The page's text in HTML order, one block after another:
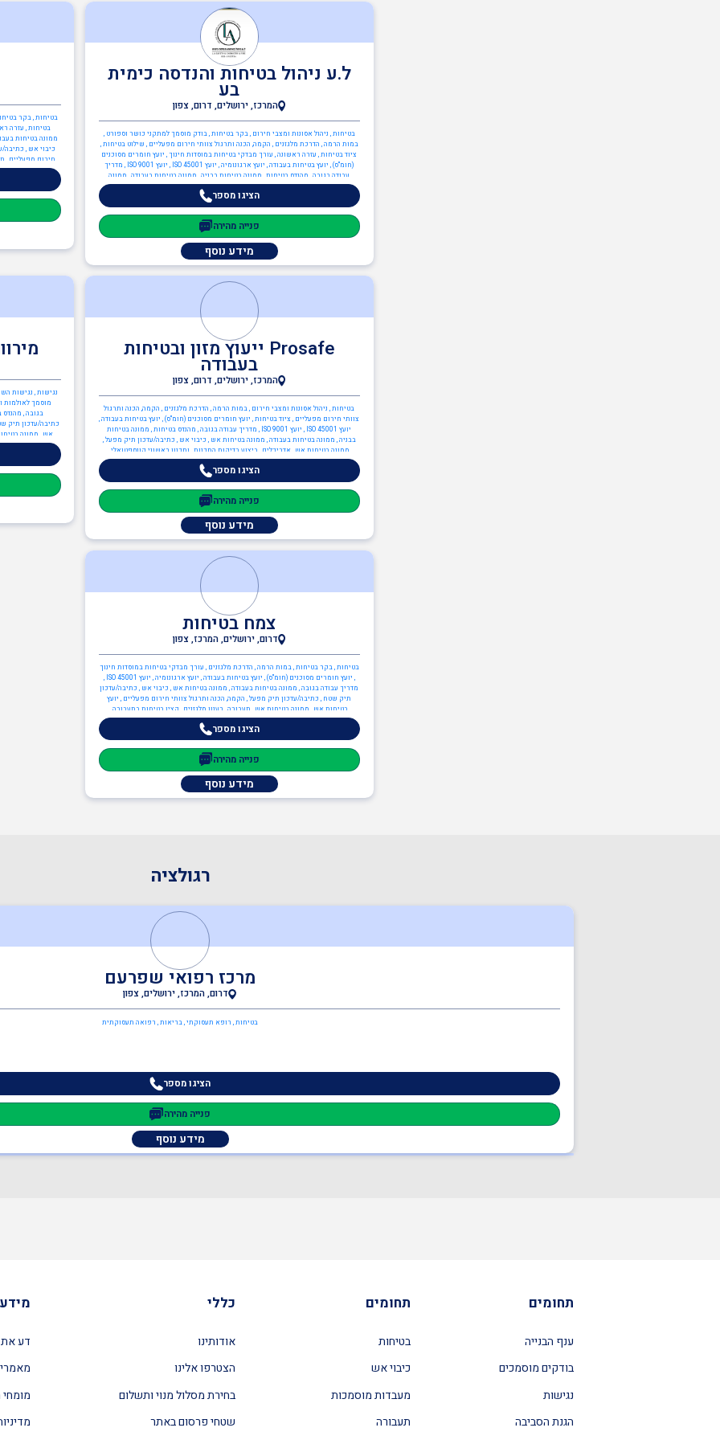
ל.ע ניהול בטיחות והנדסה כימית
בע
המרכז, ירושלים, דרום, צפון
בטיחות , ניהול אסונות ומצבי חירום , בקר בטיחות , בודק מוסמך למתקני כושר וספורט ,
במות הרמה , הדרכת מלגזנים , הקמה, הכנה ותרגול צוותי חירום מפעליים , שילוט בטיחות ,
ציוד בטיחות , עזרה ראשונה , עורך מבדקי בטיחות במוסדות חינוך , יועץ חומרים מסוכנים
(חומ"ס) , יועץ בטיחות בעבודה , יועץ ארגונומיה , יועץ ISO 45001 , יועץ ISO 9001 , מדריך
עבודה בגובה , מהנדס בטיחות , ממונה בטיחות בבניה , ממונה בטיחות בעבודה , ממונה
בטיחות קרינה , ממונה בטיחות אש , ממונה בטיחות לייזר , כיבוי אש , ניהול אסונות ומצבי
חירום , בודק מוסמך ת"י 1001 חלק 6 - מערכות בישול , כתיבה/עדכון תיק שטח ,
כתיבה/עדכון תיק מפעל , ציוד כיבוי אש , תכנון מערכי בטיחות אש , יועץ בטיחות אש ,
ממונה בטיחות אש , הגנת הסביבה , יועץ חומ"ס (חומרים מסוכנים) , יועץ הגנת הסביבה , יועץ
ISO 14001 , מהנדסי סביבה , ממונה קרינה מייננת , מהנדסים והנדסאים , הנדסאי כימיה ,
מהנדס כימיה , מהנדסי בטיחות
הציגו מספר
פנייה מהירה
מידע נוסף
בטיחות , בקר
בטיחות , עזרה
ממונה בטיחות
כיבוי אש ,
חירום מפעליים ,
Prosafe ייעוץ מזון ובטיחות
בעבודה
המרכז, ירושלים, דרום, צפון
בטיחות , ניהול אסונות ומצבי חירום , במות הרמה , הדרכת מלגזנים , הקמה, הכנה ותרגול
צוותי חירום מפעליים , ציוד בטיחות , יועץ חומרים מסוכנים (חומ"ס) , יועץ בטיחות בעבודה ,
יועץ ISO 45001 , יועץ ISO 9001 , מדריך עבודה בגובה , מהנדס בטיחות , ממונה בטיחות
בבניה , ממונה בטיחות בעבודה , ממונה בטיחות אש , כיבוי אש , כתיבה/עדכון תיק מפעל ,
ממונה בטיחות אש , אדריכלים , ביצוע בדיקות התכנות , ותכנון ראשוני קונספטואלי ,
אדריכל מזון , אדריכלות תעשייתית , מהנדסים והנדסאים , מהנדס מזון , מהנדסי בטיחות
הציגו מספר
פנייה מהירה
מידע נוסף
נגישות , נגישות
מוסמך לאולמות
בגובה ,
כתיבה/עדכון תיק
אש , ממונה
צמח בטיחות
דרום, ירושלים, המרכז, צפון
בטיחות , בקר בטיחות , במות הרמה , הדרכת מלגזנים , עורך מבדקי בטיחות במוסדות חינוך
, יועץ חומרים מסוכנים (חומ"ס) , יועץ בטיחות בעבודה , יועץ ארגונומיה , יועץ ISO 45001 ,
מדריך עבודה בגובה , ממונה בטיחות בעבודה , ממונה בטיחות אש , כיבוי אש , כתיבה/עדכון
תיק שטח , כתיבה/עדכון תיק מפעל , הקמה, הכנה ותרגול צוותי חירום מפעליים , יועץ
בטיחות אש , ממונה בטיחות אש , תעבורה , רענון מלגזנים , קצין בטיחות בתעבורה ,
מלגזנים
הציגו מספר
פנייה מהירה
מידע נוסף
רגולציה
מרכז רפואי שפרעם
דרום, המרכז, ירושלים, צפון
בטיחות , רופא תעסוקתי , בריאות , רפואה תעסוקתית
הציגו מספר
פנייה מהירה
מידע נוסף
תחומים
ענף הבנייה
בודקים מוסמכים
נגישות
הגנת הסביבה
תחומים
בטיחות
כיבוי אש
מעבדות מוסמכות
תעבורה
כללי
אודותינו
הצטרפו אלינו
בחירת מסלול מנוי ותשלום
שטחי פרסום באתר
דע
מומחי